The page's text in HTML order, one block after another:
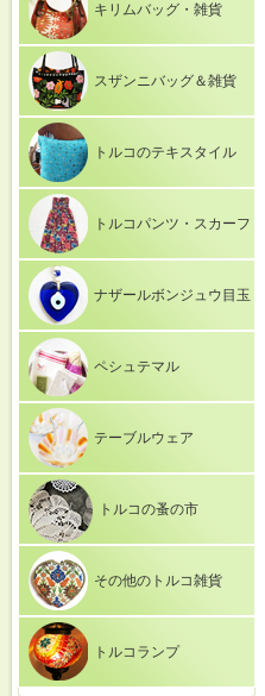
キリムバッグ・雑貨
スザンニバッグ＆雑貨
トルコのテキスタイル
トルコパンツ・スカーフ
ナザールボンジュウ目玉
ペシュテマル
テーブルウェア
トルコの蚤の市
その他のトルコ雑貨
トルコランプ